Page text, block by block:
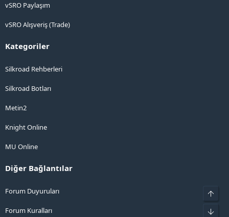
vSRO Paylaşım
vSRO Alışveriş (Trade)
Kategoriler
Silkroad Rehberleri
Silkroad Botları
Metin2
Knight Online
MU Online
Diğer Bağlantılar
Forum Duyuruları
Forum Kuralları